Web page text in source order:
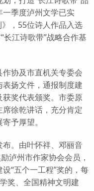
季度泸州文学已实
，55位诗人作品入选
长江诗歌带”战略合作基
协及市直机关专委会
扬文件，通报制度建
奖代表颁奖。市委原
徐乾讲话，充分肯定
予厚望。
。由叶怀祥、邓丽音
泸州市作家协会会员，
“五个一工程”奖的，每
奖、全国精神文明建